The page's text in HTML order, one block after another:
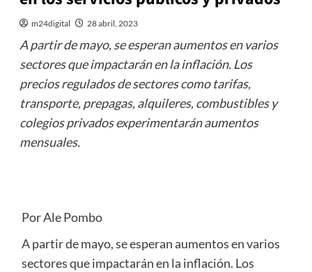
m24digital 28 abril, 2023
A partir de mayo, se esperan aumentos en varios
sectores que impactarán en la inflación. Los
precios regulados de sectores como tarifas,
transporte, prepagas, alquileres, combustibles y
colegios privados experimentarán aumentos
mensuales.
Por Ale Pombo
A partir de mayo, se esperan aumentos en varios
sectores que impactarán en la inflación. Los